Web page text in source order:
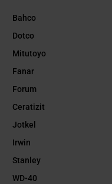
Bahco
Dotco
Mitutoyo
Fanar
Forum
Ceratizit
Jotkel
Irwin
Stanley
WD-40